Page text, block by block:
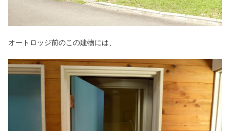
オートロッジ前のこの建物には、